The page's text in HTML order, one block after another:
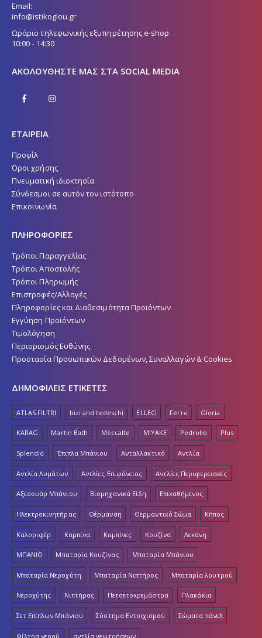
Email:
info@istikoglou.gr
Ωράριο τηλεφωνικής εξυπηρέτησης e-shop:
10:00 - 14:30
ΑΚΟΛΟΥΘΉΣΤΕ ΜΑΣ ΣΤΑ SOCIAL MEDIA
ΕΤΑΙΡΕΙΑ
Προφίλ
Όροι χρήσης
Πνευματική ιδιοκτησία
Σύνδεσμοι σε αυτόν τον ιστότοπο
Επικοινωνία
ΠΛΗΡΟΦΟΡΙΕΣ
Τρόποι Παραγγελίας
Τρόποι Αποστολής
Τρόποι Πληρωμής
Επιστροφές/Αλλαγές
Πληροφορίες και Διαθεσιμότητα Προϊόντων
Εγγύηση Προϊόντων
Τιμολόγηση
Περιορισμός Ευθύνης
Προστασία Προσωπικών Δεδομένων, Συναλλαγών & Cookies
ΔΗΜΟΦΙΛΕΙΣ ΕΤΙΚΕΤΕΣ
ATLAS FILTRI bizi and tedeschi ELLECI Ferro Gloria
KARAG Martin Bath Meccalte MIYAKE Pedrollo Plus
Splendid Έπιπλα Μπάνιου Ανταλλακτικό Αντλία
Αντλία Λυμάτων Αντλίες Επιφάνειας Αντλίες Περιφερειακές
Αξεσουάρ Μπάνιου Βιομηχανικά Είδη Επικαθήμενος
Ηλεκτροκινητήρας Θέρμανση Θερμαντικό Σώμα Κήπος
Καλοριφέρ Καμπίνα Καμπίνες Κουζίνα Λεκάνη
ΜΠΑΝΙΟ Μπαταρία Κουζίνας Μπαταρία Μπάνιου
Μπαταρία Νεροχύτη Μπαταρία Νιπτήρος Μπαταρία λουτρού
Νεροχύτης Νιπτήρας Πετσετοκρεμάστρα Πλακάκια
Σετ Επίπλων Μπάνιου Σύστημα Εντοιχισμού Σώματα πάνελ
Φίλτρα νερού αντλία γεωτρήσεων